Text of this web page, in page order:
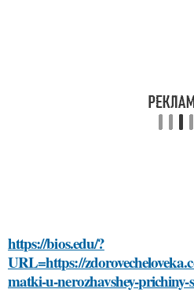
https://bios.edu/?
URL=https://
matki-u-nerozhavshey-prichiny-